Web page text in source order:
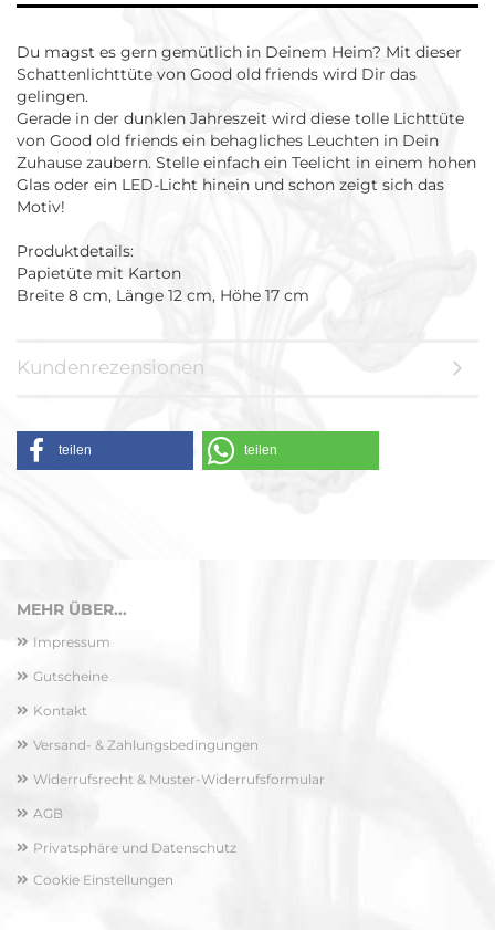
Du magst es gern gemütlich in Deinem Heim? Mit dieser
Schattenlichttüte von Good old friends wird Dir das
gelingen.
Gerade in der dunklen Jahreszeit wird diese tolle Lichttüte
von Good old friends ein behagliches Leuchten in Dein
Zuhause zaubern. Stelle einfach ein Teelicht in einem hohen
Glas oder ein LED-Licht hinein und schon zeigt sich das
Motiv!
Produktdetails:
Papietüte mit Karton
Breite 8 cm, Länge 12 cm, Höhe 17 cm
Kundenrezensionen
teilen teilen
MEHR ÜBER...
Impressum
Gutscheine
Kontakt
Versand- & Zahlungsbedingungen
Widerrufsrecht & Muster-Widerrufsformular
AGB
Privatsphäre und Datenschutz
Cookie Einstellungen